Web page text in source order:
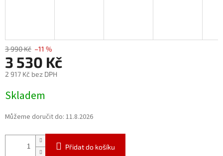
3 990 Kč –11 %
3 530 Kč
2 917 Kč bez DPH
cena:
Skladem
Můžeme doručit do: 11.8.2026
Přidat do košíku